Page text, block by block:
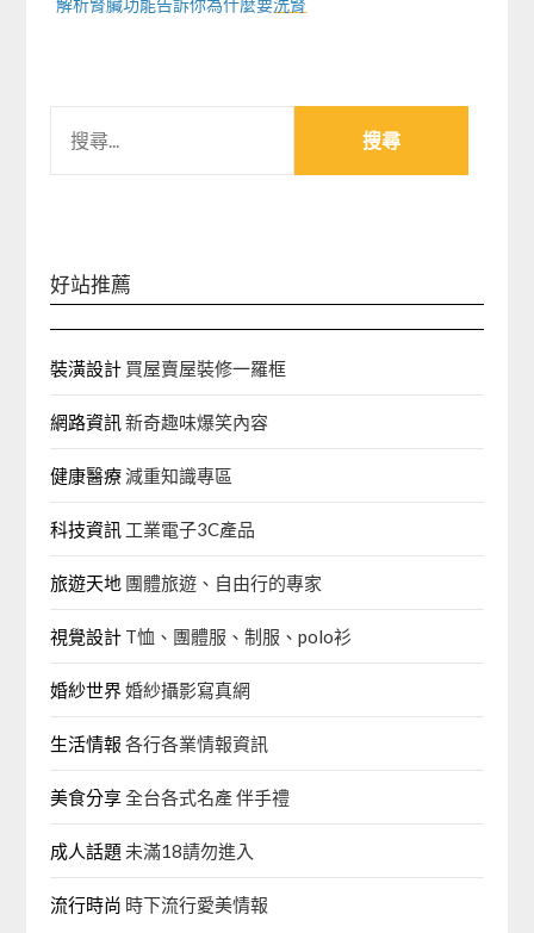
解析腎臟功能告訴你為什麼要洗腎
關
好站推薦
裝潢設計 買屋賣屋裝修一羅框
網路資訊 新奇趣味爆笑內容
健康醫療減重知識專區
科技資訊 工業電子3C產品
旅遊天地 團體旅遊、自由行的專家‎
視覺設計 T恤、團體服、制服、polo衫
婚紗世界婚紗攝影寫真網
生活情報 各行各業情報資訊
美食分享全台各式名產 伴手禮
成人話題 未滿18請勿進入
流行時尚 時下流行愛美情報